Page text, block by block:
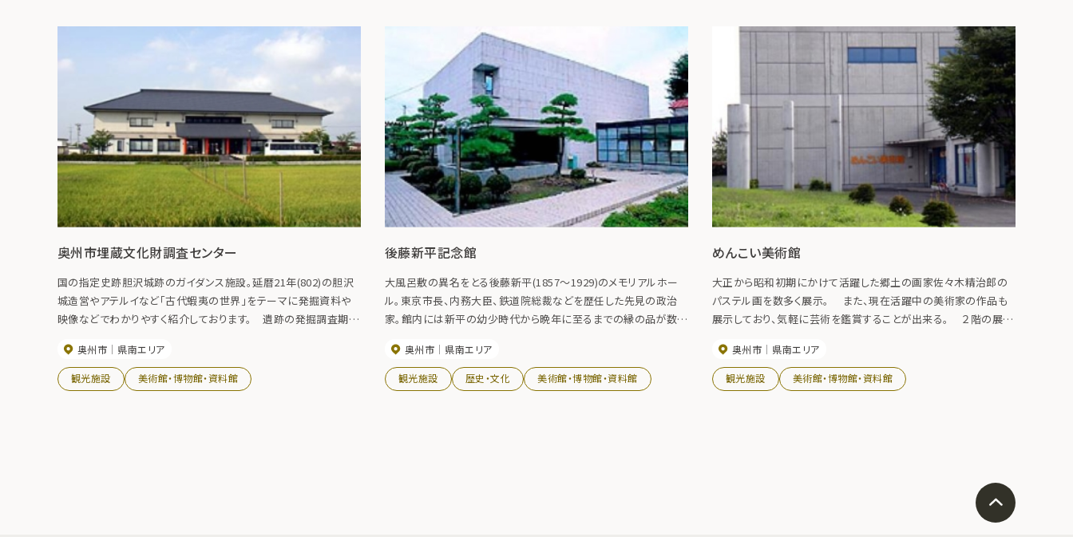
奥州市埋蔵文化財調査センター
国の指定史跡胆沢城跡のガイダンス施設。延暦21年(802)の胆沢
城造営やアテルイなど「古代蝦夷の世界」をテーマに発掘資料や
映像などでわかりやすく紹介しております。 遺跡の発掘調査期間
す。 奥州市 県南エリア
観光施設 美術館・博物館・資料館
後藤新平記念館
大風呂敷の異名をとる後藤新平(1857～1929)のメモリアルホー
ル。東京市長、内務大臣、鉄道院総裁などを歴任した先見の政治
家。館内には新平の幼少時代から晩年に至るまでの縁の品が数多
贈られた日本で最初の「公民館」である後藤伯記念公民館があり
ます。
奥州市 県南エリア
観光施設 歴史・文化 美術館・博物館・資料館
めんこい美術館
大正から昭和初期にかけて活躍した郷土の画家佐々木精治郎の
パステル画を数多く展示。 また、現在活躍中の美術家の作品も
展示しており、気軽に芸術を鑑賞することが出来る。 ２階の展示
奥州市 県南エリア
観光施設 美術館・博物館・資料館